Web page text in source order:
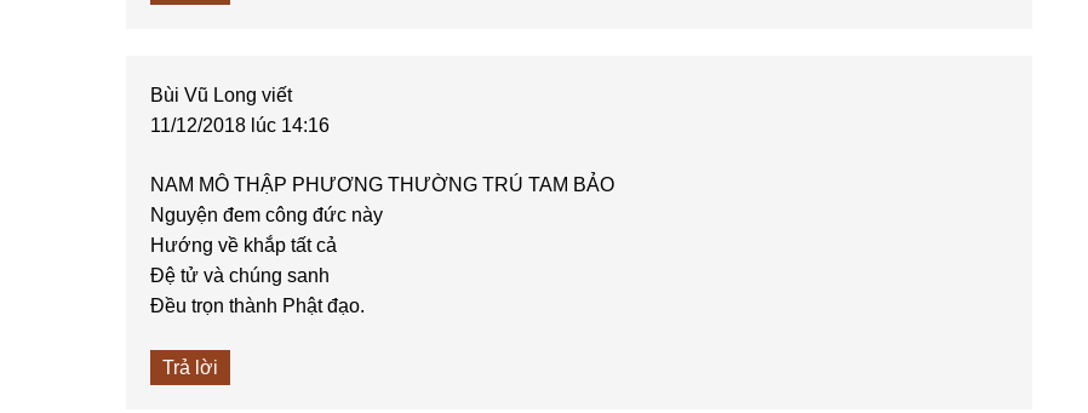
Bùi Vũ Long viết
11/12/2018 lúc 14:16
NAM MÔ THẬP PHƯƠNG THƯỜNG TRÚ TAM BẢO
Nguyện đem công đức này
Hướng về khắp tất cả
Đệ tử và chúng sanh
Đều trọn thành Phật đạo.
Trả lời